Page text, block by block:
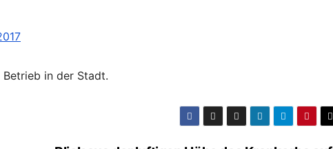
in der Stadt.